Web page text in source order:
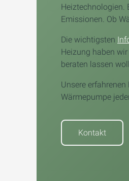
Heiztechnologien.
Emissionen. Ob
Die wichtigsten
Heizung haben
beraten lassen
Unsere
Wärmepumpe
Kontakt